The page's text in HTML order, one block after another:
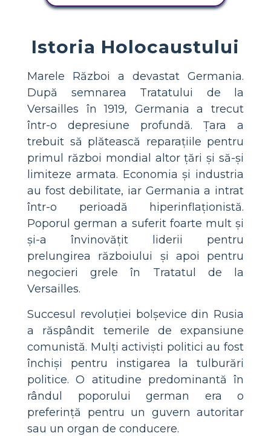
Istoria Holocaustului
Marele Război a devastat Germania.
După semnarea Tratatului de la
Versailles în 1919, Germania a trecut
într-o depresiune profundă. Țara a
trebuit să plătească reparațiile pentru
primul război mondial altor țări și să-și
limiteze armata. Economia și industria
au fost debilitate, iar Germania a intrat
într-o perioadă hiperinflaționistă.
Poporul german a suferit foarte mult și
și-a învinovățit liderii pentru
prelungirea războiului și apoi pentru
negocieri grele în Tratatul de la
Versailles.
Succesul revoluției bolșevice din Rusia
a răspândit temerile de expansiune
comunistă. Mulți activiști politici au fost
închiși pentru instigarea la tulburări
politice. O atitudine predominantă în
rândul poporului german era o
preferință pentru un guvern autoritar
sau un organ de conducere.